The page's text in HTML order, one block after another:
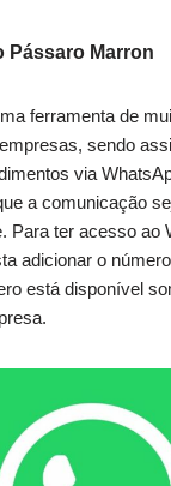
Pássaro Marron
ferramenta de
sendo
via
a comunicação
Para ter acesso ao
adicionar o número
está disponível